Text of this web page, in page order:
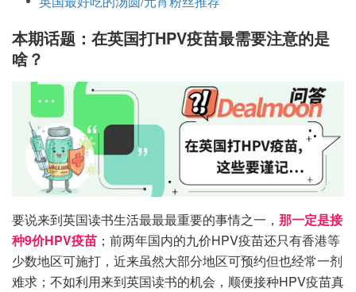
本期话题：在英国打HPV疫苗最需要注意的是
啥？
要说来到英国读书生活最最最重要的事情之一， 那一定是接
种9价HPV疫苗 ；前两年国内的九价HPV疫苗还只有香港等
少数地区可施打，近来虽然大部分地区可预约但也经常一剂
难求；不如利用来到英国读书的机会，顺便接种HPV疫苗真